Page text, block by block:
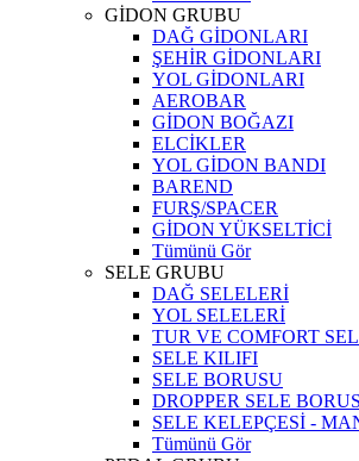
GİDON GRUBU
DAĞ GİDONLARI
ŞEHİR GİDONLARI
YOL GİDONLARI
AEROBAR
GİDON BOĞAZI
ELCİKLER
YOL GİDON BANDI
BAREND
FURŞ/SPACER
GİDON YÜKSELTİCİ
Tümünü Gör
SELE GRUBU
DAĞ SELELERİ
YOL SELELERİ
TUR VE COMFORT
SELE KILIFI
SELE BORUSU
DROPPER SELE
SELE KELEPÇESİ -
Tümünü Gör